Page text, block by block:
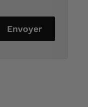
Envoyer